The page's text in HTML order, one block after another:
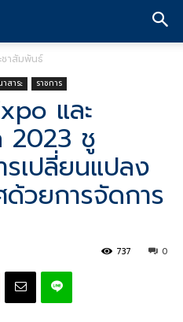
ชาสัมพันธ์
สาระ ราชการ
และ
2023 ชู
เปลี่ยนแปลง
วยการจัดการ
0
737